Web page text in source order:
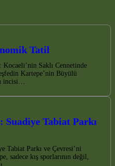
Tatil
Kocaeli’nin Saklı Cennetinde
Kartepe’nin Büyülü
incisi…
Tabiat Parkı
Tabiat Parkı ve Çevresi’ni
sadece kış sporlarının değil,